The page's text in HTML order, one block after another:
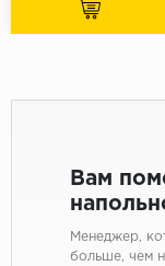
Вам
Менеджер,
больше, чем